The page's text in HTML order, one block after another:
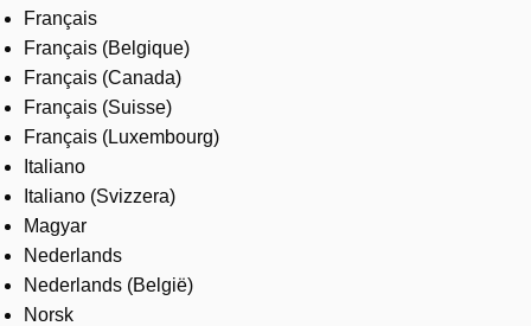
Français
Français (Belgique)
Français (Canada)
Français (Suisse)
Français (Luxembourg)
Italiano
Italiano (Svizzera)
Magyar
Nederlands
Nederlands (België)
Norsk